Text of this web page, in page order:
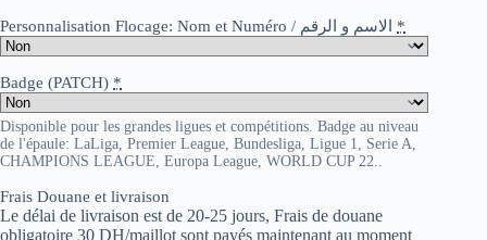
Personnalisation Flocage: Nom et Numéro / الاسم و الرقم *
Badge (PATCH) *
Disponible pour les grandes ligues et compétitions. Badge au niveau
de l'épaule: LaLiga, Premier League, Bundesliga, Ligue 1, Serie A,
CHAMPIONS LEAGUE, Europa League, WORLD CUP 22..
Frais Douane et livraison
Le délai de livraison est de 20-25 jours, Frais de douane
obligatoire 30 DH/maillot sont payés maintenant au moment